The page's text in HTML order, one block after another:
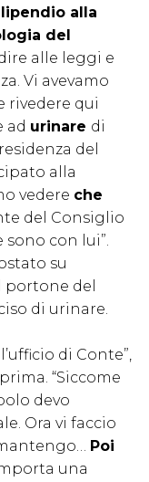
alla
del
alle leggi e
Vi avevamo
rivedere qui
ad urinare di
del
alla
vedere che
del Consiglio
con lui”.
su
portone del
di urinare.
di Conte”,
“Siccome
devo
Ora vi faccio
Poi
una